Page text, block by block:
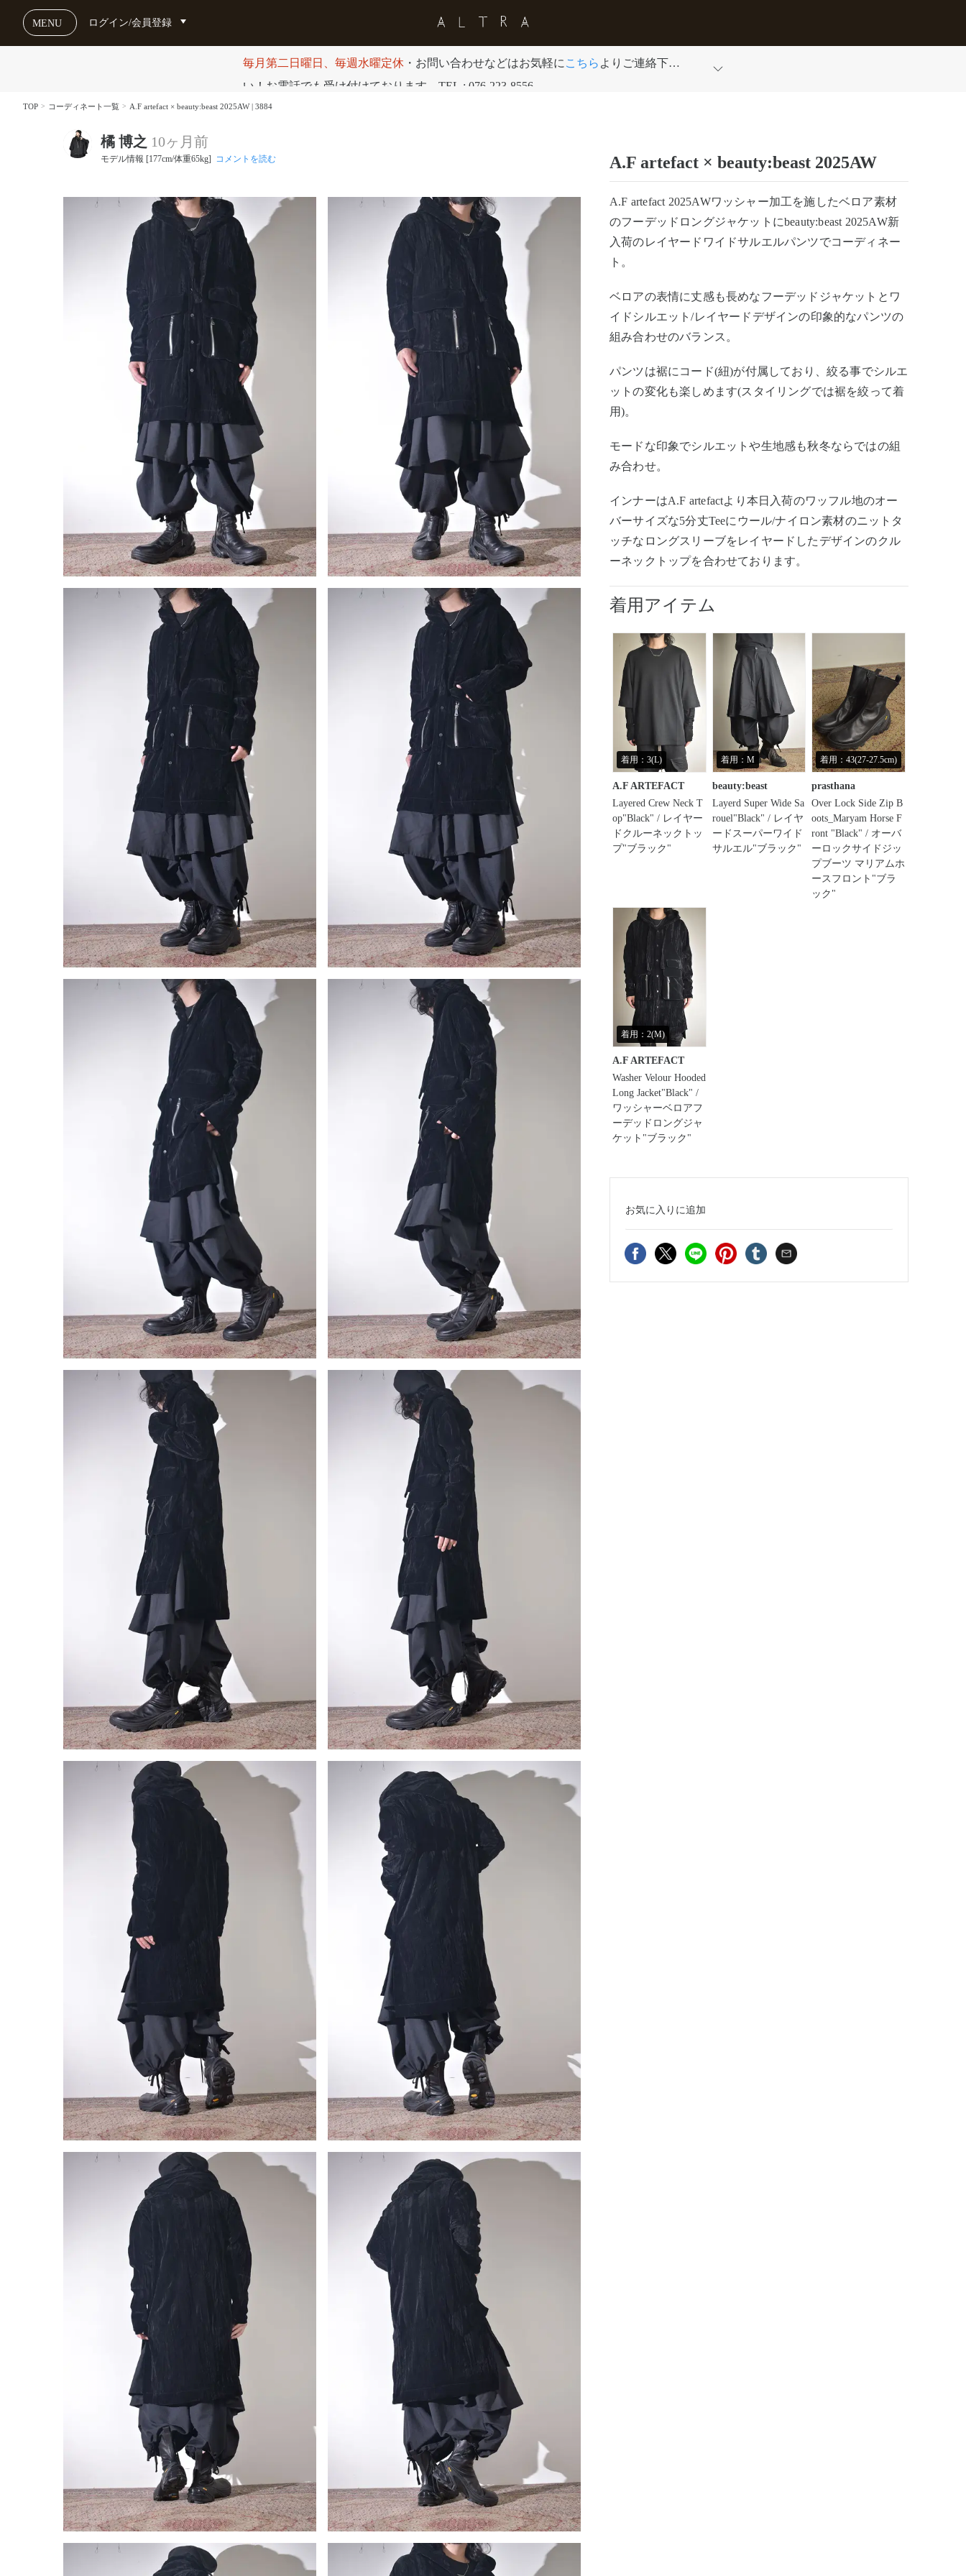
MENU ログイン/会員登録
毎月第二日曜日、毎週水曜定休 ・お問い合わせなどはお気軽に こちら よりご連絡下さ
い！お電話でも受け付けております。TEL : 076-223-8556
TOP コーディネート一覧 A.F artefact × beauty:beast 2025AW | 3884
橘 博之 10ヶ月前
モデル情報 [177cm/体重65kg] コメントを読む A.F artefact × beauty:beast 2025AW
A.F artefact 2025AWワッシャー加工を施したベロア素材
のフーデッドロングジャケットにbeauty:beast 2025AW新
入荷のレイヤードワイドサルエルパンツでコーディネー
ト。
ベロアの表情に丈感も長めなフーデッドジャケットとワ
イドシルエット/レイヤードデザインの印象的なパンツの
組み合わせのバランス。
パンツは裾にコード(紐)が付属しており、絞る事でシルエ
ットの変化も楽しめます(スタイリングでは裾を絞って着
用)。
モードな印象でシルエットや生地感も秋冬ならではの組
み合わせ。
インナーはA.F artefactより本日入荷のワッフル地のオー
バーサイズな5分丈Teeにウール/ナイロン素材のニットタ
ッチなロングスリーブをレイヤードしたデザインのクル
ーネックトップを合わせております。
着用アイテム
着用：3(L)
A.F ARTEFACT
Layered Crew Neck T
op"Black" / レイヤー
ドクルーネックトッ
プ"ブラック"
着用：M
beauty:beast
Layerd Super Wide Sa
rouel"Black" / レイヤ
ードスーパーワイド
サルエル"ブラック"
着用：43(27-27.5cm)
prasthana
Over Lock Side Zip B
oots_Maryam Horse F
ront "Black" / オーバ
ーロックサイドジッ
プブーツ マリアムホ
ースフロント"ブラ
ック"
着用：2(M)
A.F ARTEFACT
Washer Velour Hooded
Long Jacket"Black" /
ワッシャーベロアフ
ーデッドロングジャ
ケット"ブラック"
お気に入り に追加